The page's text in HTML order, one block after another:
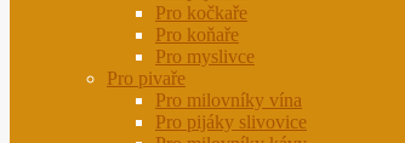
Pro kočkaře
Pro koňaře
Pro myslivce
Pro pivaře
Pro milovníky vína
Pro pijáky slivovice